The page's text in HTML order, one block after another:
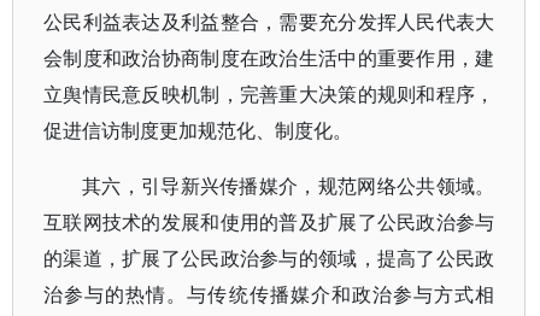
公民利益表达及利益整合，需要充分发挥人民代表大
会制度和政治协商制度在政治生活中的重要作用，建
立舆情民意反映机制，完善重大决策的规则和程序，
促进信访制度更加规范化、制度化。
其六，引导新兴传播媒介，规范网络公共领域。
互联网技术的发展和使用的普及扩展了公民政治参与
的渠道，扩展了公民政治参与的领域，提高了公民政
治参与的热情。与传统传播媒介和政治参与方式相